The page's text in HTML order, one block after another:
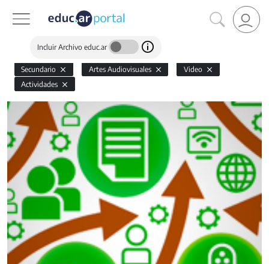
Incluir Archivo educ.ar
Secundario Artes Audiovisuales
Video
Actividades